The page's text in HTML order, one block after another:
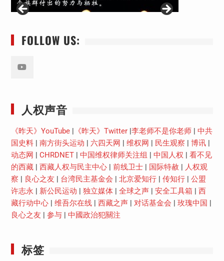
FOLLOW US:
人权声音
《昨天》YouTube| 《昨天》Twitter| 李老师不是你老师| 中共
国史料| 南方街头运动 六四天网 维权网 民生观察 博讯|
动态网
CHRDNET| 中国维权律师关注组 中国人权
看不见
的西藏| 西藏人权与民主中心| 前线卫士| 国际特赦
人权观
察
良心之友 台湾民主基金会 北京爱知行| 传知行| 公盟
许志永
新公民运动 独立媒体| 全球之声| 安全工具箱
西
藏行动中心| 维吾尔在线| 西藏之声| 对话基金会 玫瑰中国
良心之友
参与| 中國政治犯關注
标签